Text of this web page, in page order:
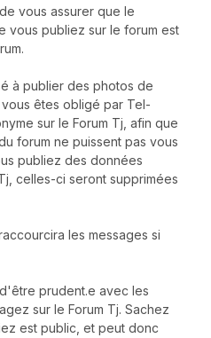
vous assurer que le
vous publiez sur le forum est
à publier des photos de
êtes obligé par Tel-
sur le Forum Tj, afin que
forum ne puissent pas vous
publiez des données
celles-ci seront supprimées
les messages si
prudent.e avec les
sur le Forum Tj. Sachez
est public, et peut donc